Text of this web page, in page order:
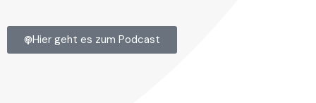
Hier geht es zum Podcast